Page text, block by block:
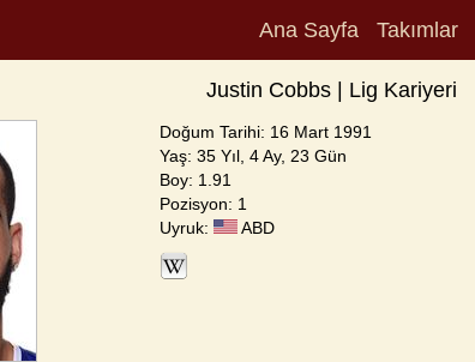
Ana Sayfa Takımlar
Justin Cobbs | Lig Kariyeri
Doğum Tarihi: 16 Mart 1991
Yaş: 35 Yıl, 4 Ay, 23 Gün
Boy: 1.91
Pozisyon: 1
Uyruk:
ABD